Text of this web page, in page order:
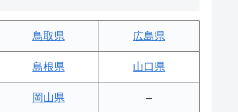
鳥取県 広島県
島根県 山口県
岡山県 –